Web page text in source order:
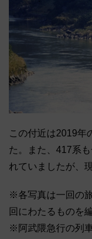
この付近は2019年
た。また、417系
れていましたが、
※各写真は一回の
回にわたるものを
※阿武隈急行の列